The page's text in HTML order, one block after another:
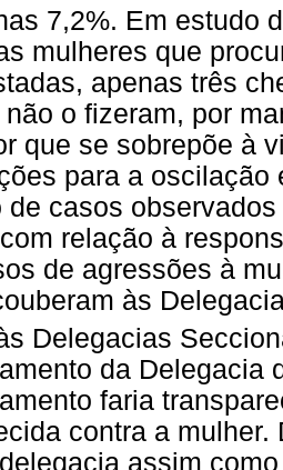
7,2%. Em estudo
mulheres que
apenas três
o fizeram, por
que se sobrepõe à
para a oscilação
de casos
relação à
de agressões à
às
Delegacias
da Delegacia
faria
contra a mulher.
assim